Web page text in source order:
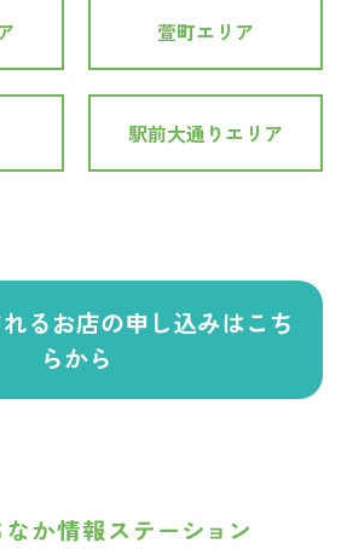
萱町エリア
駅前大通りエリア
るお店の申し込みはこち
らから